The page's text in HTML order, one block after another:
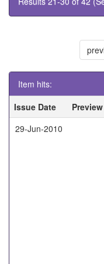
Item hits:
Issue Date
Preview
29-Jun-2010